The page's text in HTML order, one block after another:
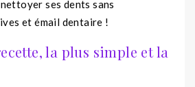
ses dents sans
et émail dentaire !
la plus simple et la